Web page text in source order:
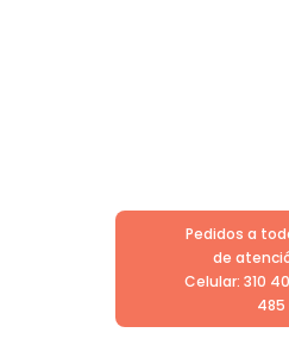
Pedidos a
de
Celular: 310